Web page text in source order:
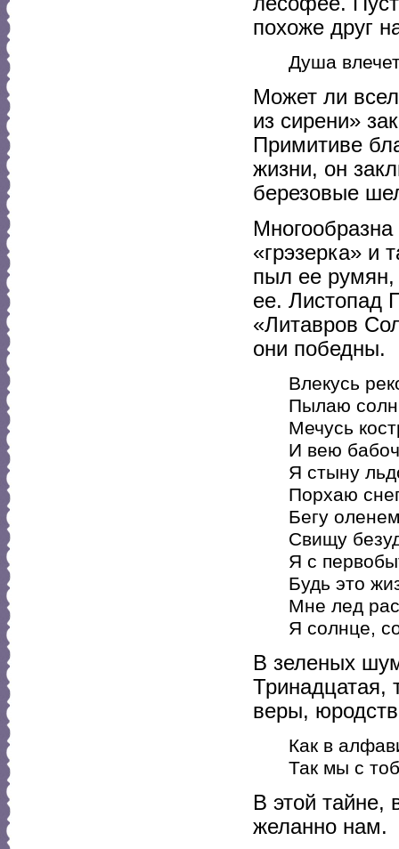
похоже друг
Душа
Может ли
из сирени»
Примитиве
жизни, он
березовые
«грэзерка» и
пыл ее румян,
ее. Листопад
«Литавров
они победны.
Влекусь
Пылаю
Мечусь
И вею
Я стыну
Порхаю
Бегу
Свищу
Я с
Будь это
Мне лед
Я солнце,
В зеленых
Тринадцатая,
веры,
Как в
Так мы с
В этой тайне,
желанно нам.